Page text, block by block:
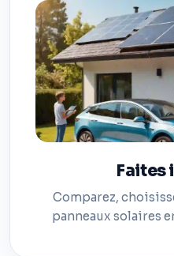
Faites
Comparez,
panneaux solaires